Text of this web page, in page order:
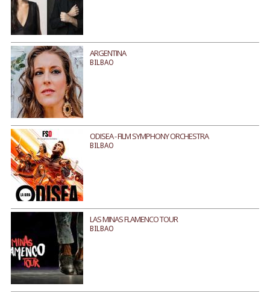
ARGENTINA
BILBAO
ODISEA - FILM SYMPHONY ORCHESTRA
BILBAO
LAS MINAS FLAMENCO TOUR
BILBAO